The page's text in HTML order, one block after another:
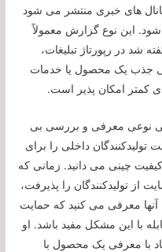
های خبری منتشر می شود
شود. این نوع گزارش معمولاً
شد در رپورتاژ تبلیغات،
جذب یک محصول یا خدمات
کمتر امکان پذیر است.
نوعی معرفی و بررسی بی
داخلی را برای
چینی می دانید. زمانی که
از تولیدکنندگان را پذیرفت،
آنها معرفی می کنید که حمایت
با این مشکل مفید باشد. او
با معرفی یک محصول با